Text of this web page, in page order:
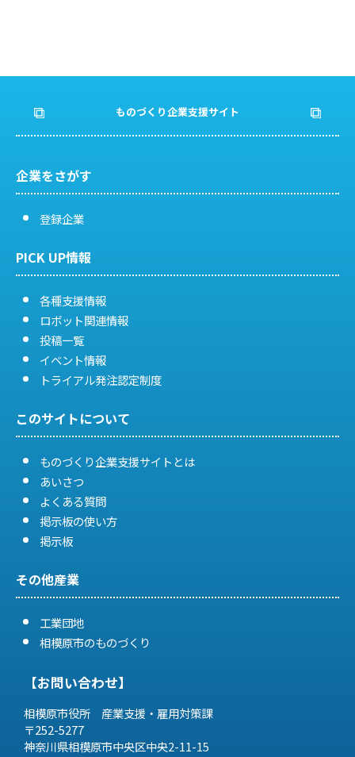
ものづくり企業支援サイト
企業をさがす
登録企業
PICK UP情報
各種支援情報
ロボット関連情報
投稿一覧
イベント情報
トライアル発注認定制度
このサイトについて
ものづくり企業支援サイトとは
あいさつ
よくある質問
掲示板の使い方
掲示板
その他産業
工業団地
相模原市のものづくり
【お問い合わせ】
相模原市役所 産業支援・雇用対策課
〒252-5277
神奈川県相模原市中央区中央2-11-15